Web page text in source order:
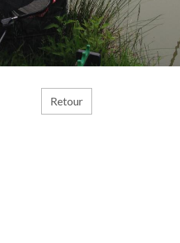
Retour